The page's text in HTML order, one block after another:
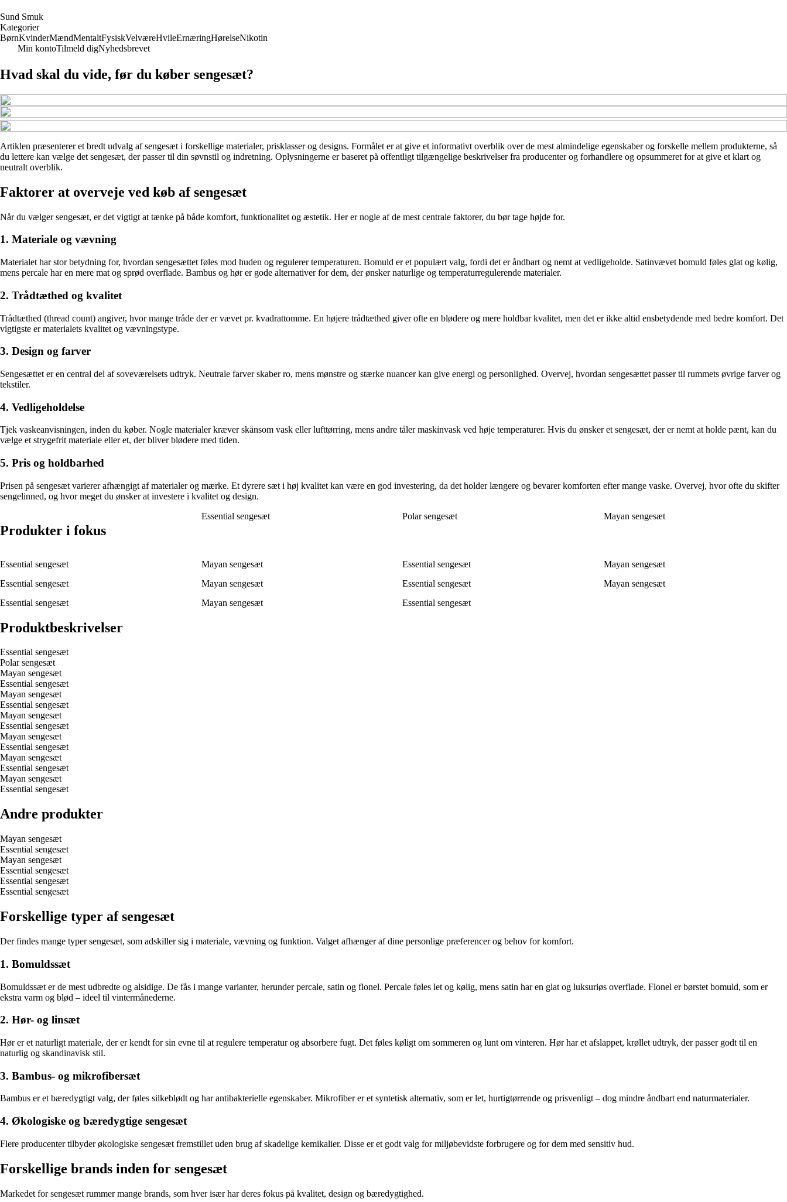
Sund Smuk
Kategorier
BørnKvinderMændMentaltFysiskVelværeHvileErnæringHørelseNikotin
Min kontoTilmeld digNyhedsbrevet
Hvad skal du vide, før du køber sengesæt?
Artiklen præsenterer et bredt udvalg af sengesæt i forskellige materialer, prisklasser og designs. Formålet er at give et informativt overblik over de mest almindelige egenskaber og forskelle mellem produkterne, så
du lettere kan vælge det sengesæt, der passer til din søvnstil og indretning. Oplysningerne er baseret på offentligt tilgængelige beskrivelser fra producenter og forhandlere og opsummeret for at give et klart og
neutralt overblik.
Faktorer at overveje ved køb af sengesæt
Når du vælger sengesæt, er det vigtigt at tænke på både komfort, funktionalitet og æstetik. Her er nogle af de mest centrale faktorer, du bør tage højde for.
1. Materiale og vævning
Materialet har stor betydning for, hvordan sengesættet føles mod huden og regulerer temperaturen. Bomuld er et populært valg, fordi det er åndbart og nemt at vedligeholde. Satinvævet bomuld føles glat og kølig,
mens percale har en mere mat og sprød overflade. Bambus og hør er gode alternativer for dem, der ønsker naturlige og temperaturregulerende materialer.
2. Trådtæthed og kvalitet
Trådtæthed (thread count) angiver, hvor mange tråde der er vævet pr. kvadrattomme. En højere trådtæthed giver ofte en blødere og mere holdbar kvalitet, men det er ikke altid ensbetydende med bedre komfort. Det
vigtigste er materialets kvalitet og vævningstype.
3. Design og farver
Sengesættet er en central del af soveværelsets udtryk. Neutrale farver skaber ro, mens mønstre og stærke nuancer kan give energi og personlighed. Overvej, hvordan sengesættet passer til rummets øvrige farver og
tekstiler.
4. Vedligeholdelse
Tjek vaskeanvisningen, inden du køber. Nogle materialer kræver skånsom vask eller lufttørring, mens andre tåler maskinvask ved høje temperaturer. Hvis du ønsker et sengesæt, der er nemt at holde pænt, kan du
vælge et strygefrit materiale eller et, der bliver blødere med tiden.
5. Pris og holdbarhed
Prisen på sengesæt varierer afhængigt af materialer og mærke. Et dyrere sæt i høj kvalitet kan være en god investering, da det holder længere og bevarer komforten efter mange vaske. Overvej, hvor ofte du skifter
sengelinned, og hvor meget du ønsker at investere i kvalitet og design.
Produkter i fokus
Essential sengesæt Polar sengesæt Mayan sengesæt
Essential sengesæt Mayan sengesæt Essential sengesæt
Mayan sengesæt
Essential sengesæt
Mayan sengesæt Essential sengesæt
Mayan sengesæt
Essential sengesæt
Mayan sengesæt Essential sengesæt
Produktbeskrivelser
Essential sengesæt
Polar sengesæt
Mayan sengesæt
Essential sengesæt
Mayan sengesæt
Essential sengesæt
Mayan sengesæt
Essential sengesæt
Mayan sengesæt
Essential sengesæt
Mayan sengesæt
Essential sengesæt
Mayan sengesæt
Essential sengesæt
Andre produkter
Mayan sengesæt
Essential sengesæt
Mayan sengesæt
Essential sengesæt
Essential sengesæt
Essential sengesæt
Forskellige typer af sengesæt
Der findes mange typer sengesæt, som adskiller sig i materiale, vævning og funktion. Valget afhænger af dine personlige præferencer og behov for komfort.
1. Bomuldssæt
Bomuldssæt er de mest udbredte og alsidige. De fås i mange varianter, herunder percale, satin og flonel. Percale føles let og kølig, mens satin har en glat og luksuriøs overflade. Flonel er børstet bomuld, som er
ekstra varm og blød – ideel til vintermånederne.
2. Hør- og linsæt
Hør er et naturligt materiale, der er kendt for sin evne til at regulere temperatur og absorbere fugt. Det føles køligt om sommeren og lunt om vinteren. Hør har et afslappet, krøllet udtryk, der passer godt til en
naturlig og skandinavisk stil.
3. Bambus- og mikrofibersæt
Bambus er et bæredygtigt valg, der føles silkeblødt og har antibakterielle egenskaber. Mikrofiber er et syntetisk alternativ, som er let, hurtigtørrende og prisvenligt – dog mindre åndbart end naturmaterialer.
4. Økologiske og bæredygtige sengesæt
Flere producenter tilbyder økologiske sengesæt fremstillet uden brug af skadelige kemikalier. Disse er et godt valg for miljøbevidste forbrugere og for dem med sensitiv hud.
Forskellige brands inden for sengesæt
Markedet for sengesæt rummer mange brands, som hver især har deres fokus på kvalitet, design og bæredygtighed.